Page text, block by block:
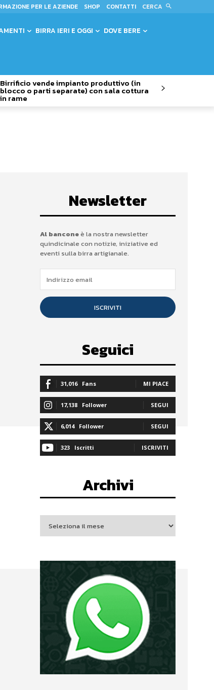
PER LE AZIENDE SHOP CONTATTI CERCA
BIRRA IERI E OGGI DOVE BERE
Birrificio vende impianto produttivo (in
blocco o parti separate) con sala cottura
in rame
Newsletter
Al banconeè la nostra newsletter
quindicinale con notizie, iniziative ed
eventi sulla birra artigianale.
ISCRIVITI
Seguici
31,016 Fans MI PIACE
17,138 Follower SEGUI
6,014 Follower SEGUI
323 Iscritti ISCRIVITI
Archivi